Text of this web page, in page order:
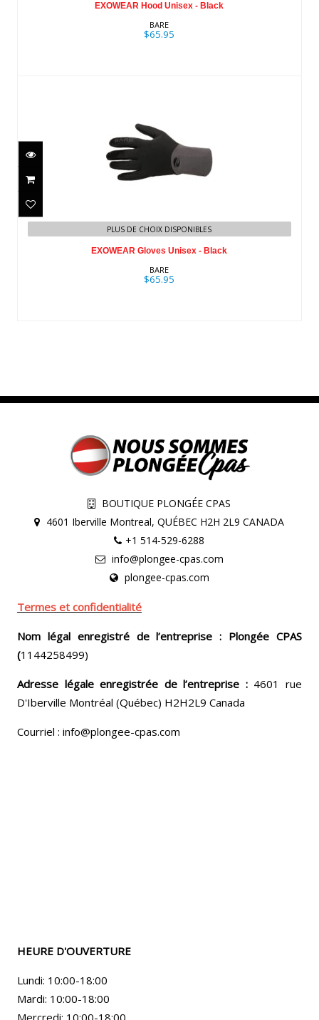
EXOWEAR Hood Unisex - Black
BARE
$65.95
$65.95
PLUS DE CHOIX DISPONIBLES
EXOWEAR Gloves Unisex - Black
BARE
$65.95
BOUTIQUE PLONGÉE CPAS
4601 Iberville Montreal, QUÉBEC H2H 2L9 CANADA
+1 514-529-6288
info@plongee-cpas.com
plongee-cpas.com
Termes et confidentialité
Nom légal enregistré de l’entreprise : Plongée CPAS
(1144258499)
Adresse légale enregistrée de l’entreprise :4601 rue
D'Iberville Montréal (Québec) H2H2L9 Canada
Courriel : info@plongee-cpas.com
HEURE D'OUVERTURE
Lundi: 10:00-18:00
Mardi: 10:00-18:00